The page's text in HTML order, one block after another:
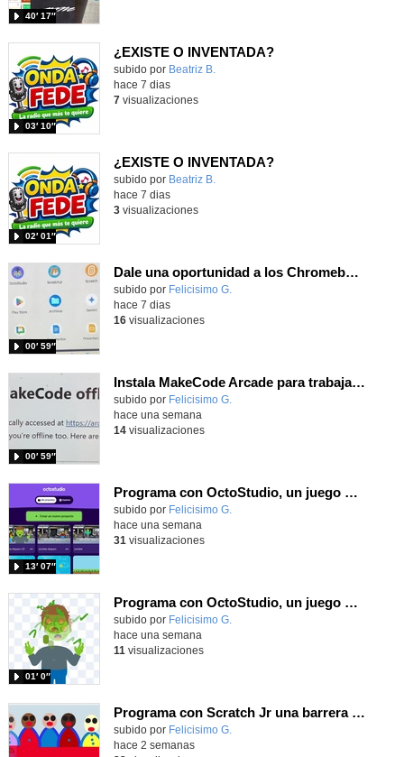
40′ 17″
¿EXISTE O INVENTADA?
Contenido educativo.
subido por Beatriz B.
03′ 10″
hace 7 dias
7visualizaciones
¿EXISTE O INVENTADA?
Contenido educativo.
subido por Beatriz B.
02′ 01″
hace 7 dias
3visualizaciones
Dale una oportunidad a los Chromebooks y utiliza un proyector para realizar talleres si no tienes pantallas táctiles
Contenido educativo.
subido por Felicisimo G.
00′ 59″
hace 7 dias
16visualizaciones
Instala MakeCode Arcade para trabajar offline en tu tablet, ordenador, Chromebook
Contenido educativo.
subido por Felicisimo G.
00′ 59″
hace una semana
14visualizaciones
Programa con OctoStudio, un juego de disparos contra Zombies con un cargador basado en el House of the dead
Contenido educativo.
subido por Felicisimo G.
13′ 07″
hace una semana
31 visualizaciones
Programa con OctoStudio, un juego homenajeando al House of the dead con Zombies
Contenido educativo.
subido por Felicisimo G.
01′ 0″
hace una semana
11 visualizaciones
Programa con Scratch Jr una barrera que se desplaza para dar sensación de movimiento
Contenido educativo.
subido por Felicisimo G.
hace 2 semanas